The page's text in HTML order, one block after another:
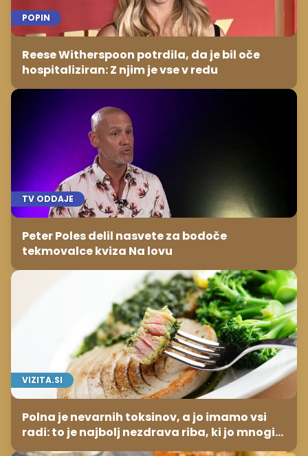
POPIN
Reese Witherspoon potrdila, da je bil oče
hospitaliziran: Z njim je vse v redu
TV ODDAJE
Peter Poles delil nasvete za bodoče
tekmovalce kviza Na lovu
VIZITA.SI
Polna je nevarnih toksinov, a jo imamo vsi
radi: to je najbolj nezdrava riba, ki jo mnogi
redno uživajo